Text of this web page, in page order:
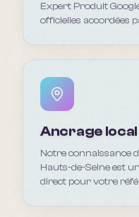
Expert Produit
officielles accordées
Ancrage
Notre connaissance
Hauts-de-Seine est
direct pour votre